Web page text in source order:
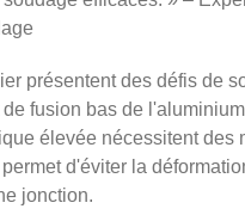
présentent des défis de
fusion bas de
élevée nécessitent des
d'éviter la
jonction.